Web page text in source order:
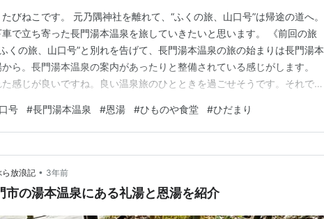
びねこです。 元乃隅神社を離れて、“ふくの旅、山口号”は帰途の道へ。
で立ち寄った長門湯本温泉を旅していきたいと思います。 《前回の旅
くの旅、山口号”と別れを告げて、長門湯本温泉の旅の始まりは長門湯本
ら。長門湯本温泉の案内があったりと整備されている感じがします。
感じが良いですね。良い温泉旅のひとときを過ごせそうです。それで
えてきました。どうやら卓球や川遊びの声の様子。この辺りの建物を見
べて新しい感じがするため、まだ最近…
号 #長門湯本温泉 #恩湯 #ひものや食堂 #ひだまり
放浪記 • 3年前
市の湯本温泉にある礼湯と恩湯を紹介